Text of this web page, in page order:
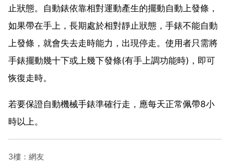
止狀態。自動錶依靠相對運動產生的擺動自動上發條，
如果帶在手上，長期處於相對靜止狀態，手錶不能自動
上發條，就會失去走時能力，出現停走。使用者只需將
手錶擺動幾十下或上幾下發條(有手上調功能時)，即可
恢復走時。
若要保證自動機械手錶準確行走，應每天正常佩帶8小
時以上。
3樓：網友